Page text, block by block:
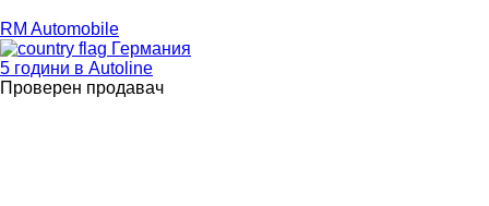
RM Automobile
Германия
5 години в Autoline
Проверен продавач